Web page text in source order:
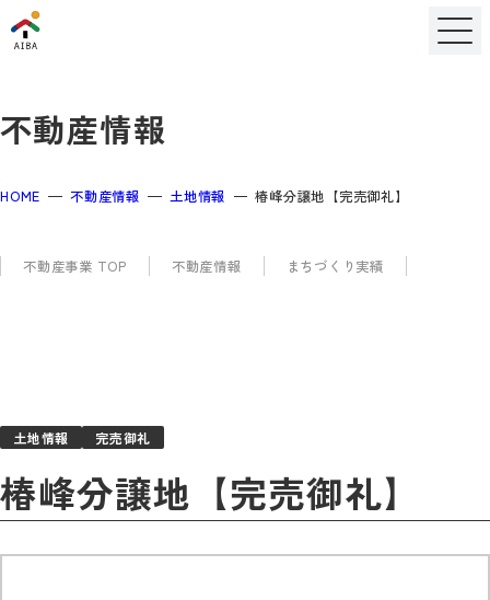
不動産情報
HOME 不動産情報 土地情報 椿峰分譲地【完売御礼】
不動産事業 TOP 不動産情報 まちづくり実績
土地情報 完売御礼
椿峰分譲地【完売御礼】